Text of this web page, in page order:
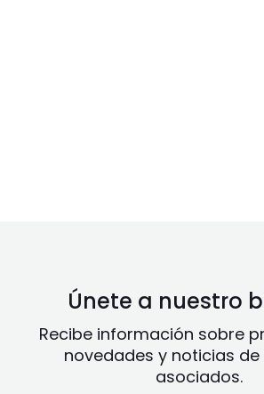
Únete a nuestro
Recibe información sobre
novedades y noticias
asociados.